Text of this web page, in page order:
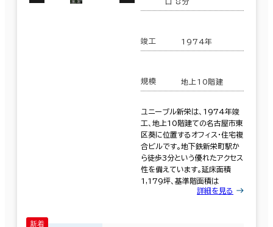
竣工 1974年
規模 地上10階建
ユニーブル新栄は、1974年竣
工、地上10階建ての名古屋市東
区葵に位置するオフィス・住宅複
合ビルです。地下鉄新栄町駅か
ら徒歩3分という優れたアクセス
性を備えています。延床面積
1,179坪、基準階面積は
詳細を見る
その他の区 (116)
該当数
497室(271棟)
この条件で検索する
６か月以上
20年以内 30年以内